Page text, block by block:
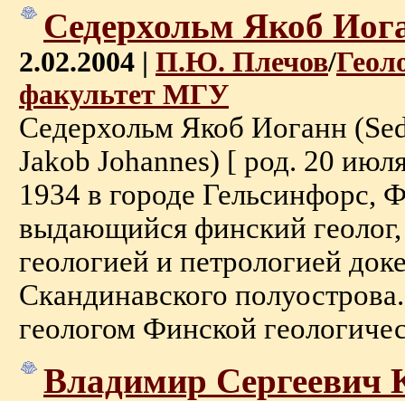
Седерхольм Якоб
2.02.2004 | П.Ю. Плечов/
факультет МГУ
Седерхольм Якоб Иоганн
Jakob Johannes) [ род. 20
1934 в городе Гельсинфорс,
выдающийся финский
геологией и петрологией
Скандинавского
геологом Финской
Владимир Сергеевич